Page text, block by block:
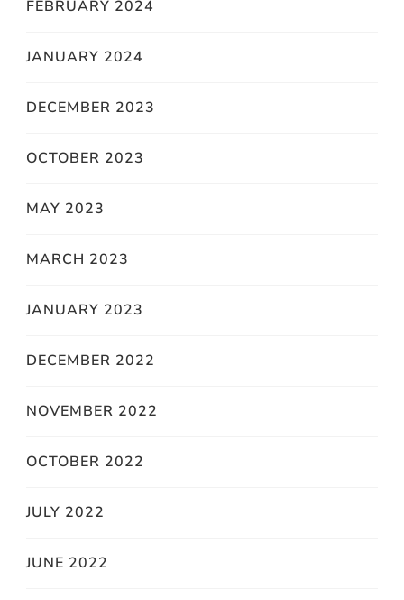
FEBRUARY 2024
JANUARY 2024
DECEMBER 2023
OCTOBER 2023
MAY 2023
MARCH 2023
JANUARY 2023
DECEMBER 2022
NOVEMBER 2022
OCTOBER 2022
JULY 2022
JUNE 2022